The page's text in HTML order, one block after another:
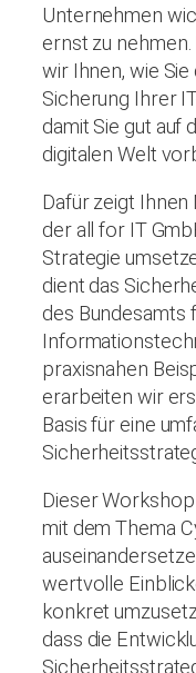
Unternehmen
ernst zu
wir Ihnen, wie
Sicherung Ihrer
damit Sie gut auf
digitalen Welt
Dafür zeigt
der all for IT
Strategie
dient das
des Bundesamts
praxisnahen
erarbeiten wir
Basis für eine
Dieser
mit dem Thema
wertvolle
konkret
dass die